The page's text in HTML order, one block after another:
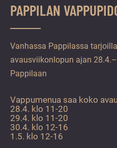
PAPPILAN
Vanhassa Pappilassa
avausviikonlopun ajan
Pappilaan
Vappumenua saa koko
28.4. klo 11-20
29.4. klo 11-20
30.4. klo 12-16
1.5. klo 12-16